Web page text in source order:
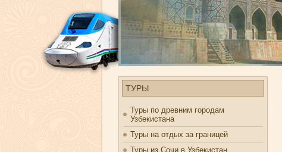
ТУРЫ
Туры по древним городам
Узбекистана
Туры на отдых за границей
Туры из Сочи в Узбекистан